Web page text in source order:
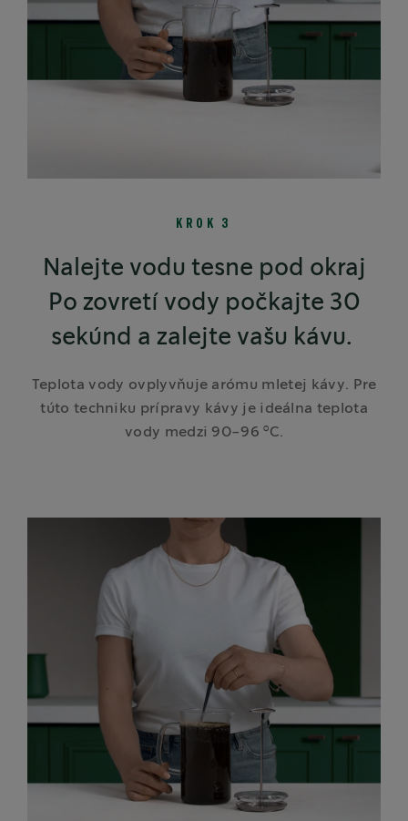
KROK 3
Nalejte vodu tesne pod okraj
Po zovretí vody počkajte 30
sekúnd a zalejte vašu kávu.
Teplota vody ovplyvňuje arómu mletej kávy. Pre
túto techniku prípravy kávy je ideálna teplota
vody medzi 90-96 °C.